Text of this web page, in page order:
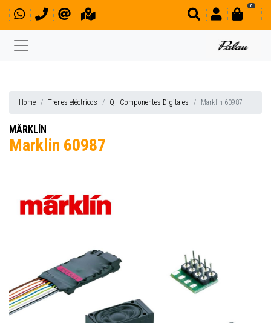
0
Home Trenes eléctricos Q - Componentes Digitales Marklin 60987
MÄRKLÍN
Marklin 60987